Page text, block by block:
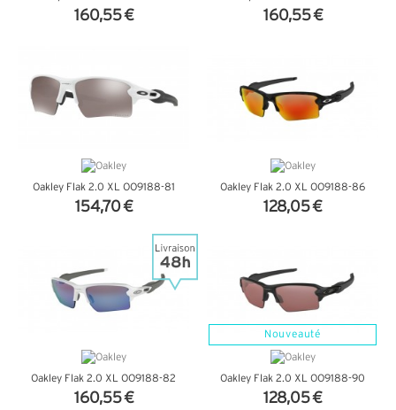
160,55 €
160,55 €
Oakley Flak 2.0 XL OO9188-81
154,70 €
Oakley Flak 2.0 XL OO9188-86
128,05 €
Oakley Flak 2.0 XL OO9188-82
160,55 €
Nouveauté
Oakley Flak 2.0 XL OO9188-90
128,05 €